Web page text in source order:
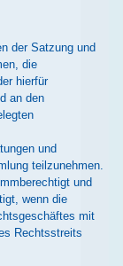
der Satzung und
die
hierfür
an den
und
teilzunehmen.
und
wenn die
mit
Rechtsstreits